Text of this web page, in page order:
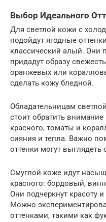
Выбор Идеального
Для светлой кожи с
подойдут ягодные
классический алый. Они
придадут образу
оранжевых или
сделать кожу бледной.
Обладательницам
стоит обратить
красного, томаты и
сияния и тепла. Важно
оттенки могут
Смуглой коже идут
красного: бордовый,
Они подчеркнут красоту
Можно
оттенками, такими как